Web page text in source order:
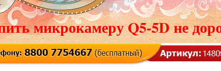
микрокамеру Q5-5D не